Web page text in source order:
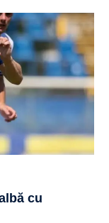
cu